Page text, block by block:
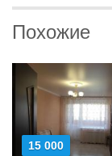
Похожие
15 000